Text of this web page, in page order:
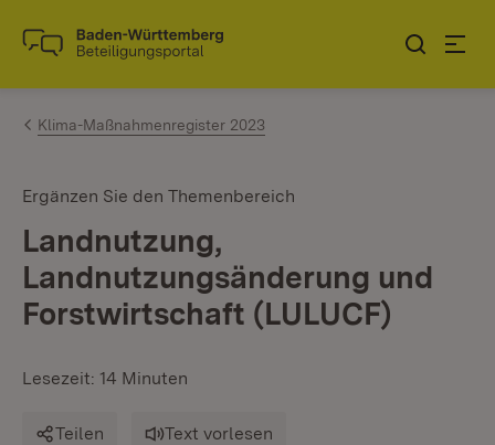
Zum Inhalt springen
Link zur Startseite
Klima-Maßnahmenregister 2023
Ergänzen Sie den Themenbereich
Landnutzung,
Landnutzungsänderung und
Forstwirtschaft (LULUCF)
Lesezeit: 14 Minuten
Teilen Text vorlesen